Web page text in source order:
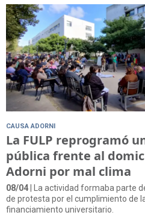
CAUSA ADORNI
La FULP reprogramó
pública frente al
Adorni por mal clima
08/04 | La actividad formaba parte
de protesta por el cumplimiento de
financiamiento universitario.